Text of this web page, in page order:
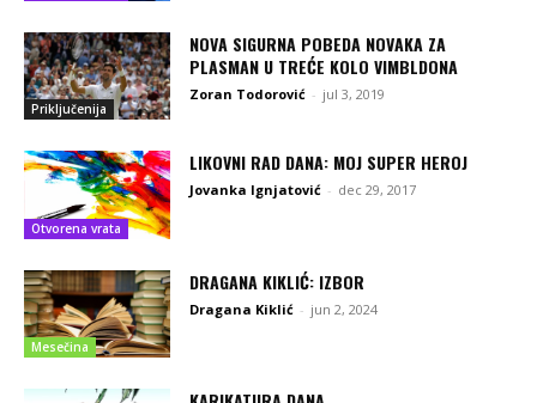
Priključenija
NOVA SIGURNA POBEDA NOVAKA ZA
PLASMAN U TREĆE KOLO VIMBLDONA
Zoran Todorović - jul 3, 2019
Otvorena vrata
LIKOVNI RAD DANA: MOJ SUPER HEROJ
Jovanka Ignjatović - dec 29, 2017
Mesečina
DRAGANA KIKLIĆ: IZBOR
Dragana Kiklić - jun 2, 2024